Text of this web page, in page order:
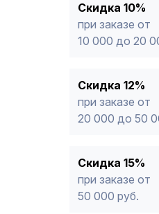
Скидка 10%
при заказе от
10 000 до 20
Скидка 12%
при заказе от
20 000 до 50
Скидка 15%
при заказе от
50 000 руб.